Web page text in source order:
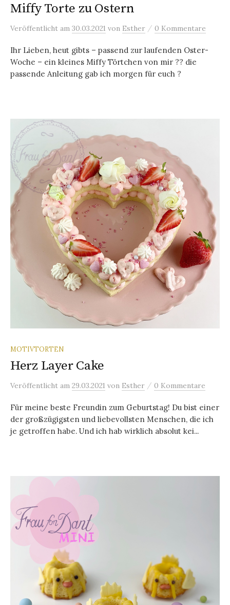
Miffy Torte zu Ostern
Veröffentlicht am 30.03.2021 von Esther / 0 Kommentare
Ihr Lieben, heut gibts – passend zur laufenden Oster-
Woche – ein kleines Miffy Törtchen von mir ?? die
passende Anleitung gab ich morgen für euch ?
MOTIVTORTEN
Herz Layer Cake
Veröffentlicht am 29.03.2021 von Esther / 0 Kommentare
Für meine beste Freundin zum Geburtstag! Du bist einer
der großzügigsten und liebevollsten Menschen, die ich
je getroffen habe. Und ich hab wirklich absolut kei...